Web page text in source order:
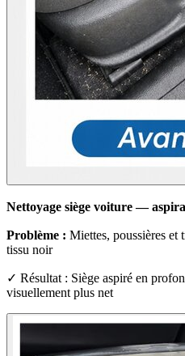
Nettoyage siège voiture —
Problème : Miettes, poussières et
tissu noir
✓ Résultat : Siège aspiré en
visuellement plus net